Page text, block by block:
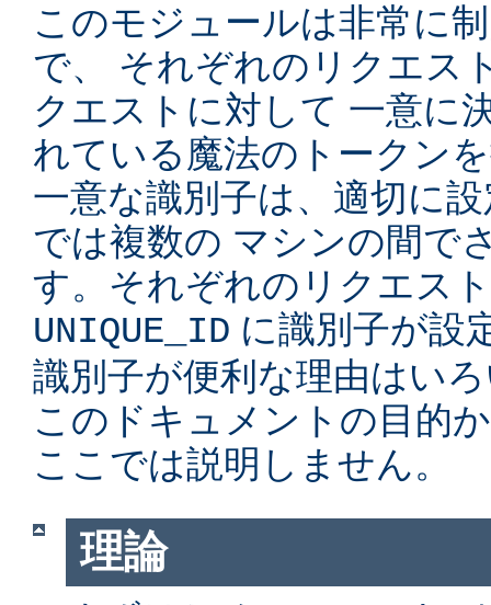
このモジュールは非常に
で、 それぞれのリクエス
クエストに対して 一意に
れている魔法のトークン
一意な識別子は、適切に
では複数の マシンの間で
す。それぞれのリクエス
UNIQUE_ID に識別子が設
識別子が便利な理由はい
このドキュメントの目的
ここでは説明しません。
理論